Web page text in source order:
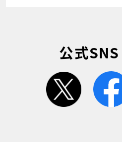
公式
twitter